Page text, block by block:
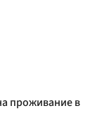
проживание в